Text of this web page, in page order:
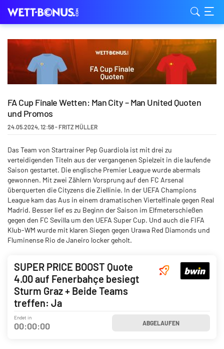
FA Cup Finale Wetten: Man City – Man United Quoten
und Promos
24.05.2024,12:58- FRITZ MÜLLER
Das Team von Startrainer Pep Guardiola ist mit drei zu
verteidigenden Titeln aus der vergangenen Spielzeit in die laufende
Saison gestartet. Die englische Premier League wurde abermals
gewonnen. Mit zwei Zählern Vorsprung auf den FC Arsenal
überquerten die Cityzens die Ziellinie. In der UEFA Champions
League kam das Aus in einem dramatischen Viertelfinale gegen Real
Madrid. Besser lief es zu Beginn der Saison im Elfmeterschießen
gegen den FC Sevilla um den UEFA Super Cup. Und auch die FIFA
Klub-WM wurde mit klaren Siegen gegen Urawa Red Diamonds und
Fluminense Rio de Janeiro locker geholt.
SUPER PRICE BOOST Quote
4.00 auf Fenerbahçe besiegt
Sturm Graz + Beide Teams
treffen: Ja
Endet in
00:00:00 ABGELAUFEN